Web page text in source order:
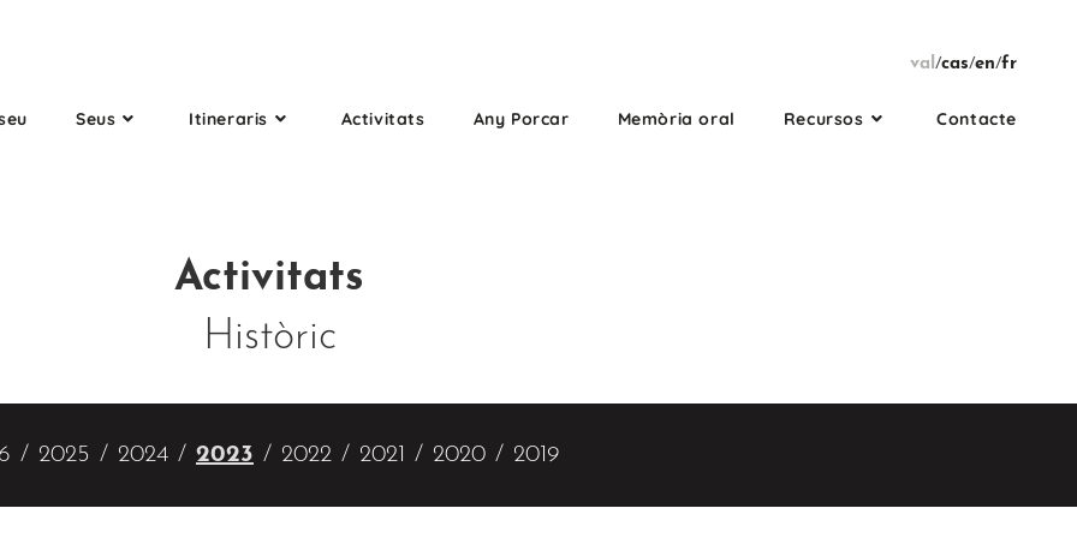
val/cas/en/fr
Seus Itineraris Activitats Any Porcar Memòria oral Recursos Contacte
Activitats
Històric
2025 2024 2023 2022 2021 2020 2019